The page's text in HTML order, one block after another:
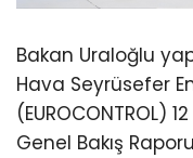
Bakan Uraloğlu
Hava Seyrüsefer
(EUROCONTROL)
Genel Bakış